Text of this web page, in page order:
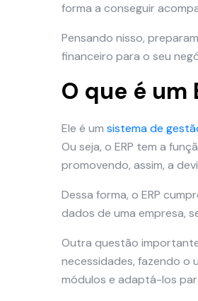
forma a conseguir
Pensando nisso,
financeiro para o seu
O que é um
Ele é um sistema de
Ou seja, o ERP tem a
promovendo, assim, a
Dessa forma, o ERP
dados de uma empresa,
Outra questão
necessidades, fazendo o
módulos e adaptá-los